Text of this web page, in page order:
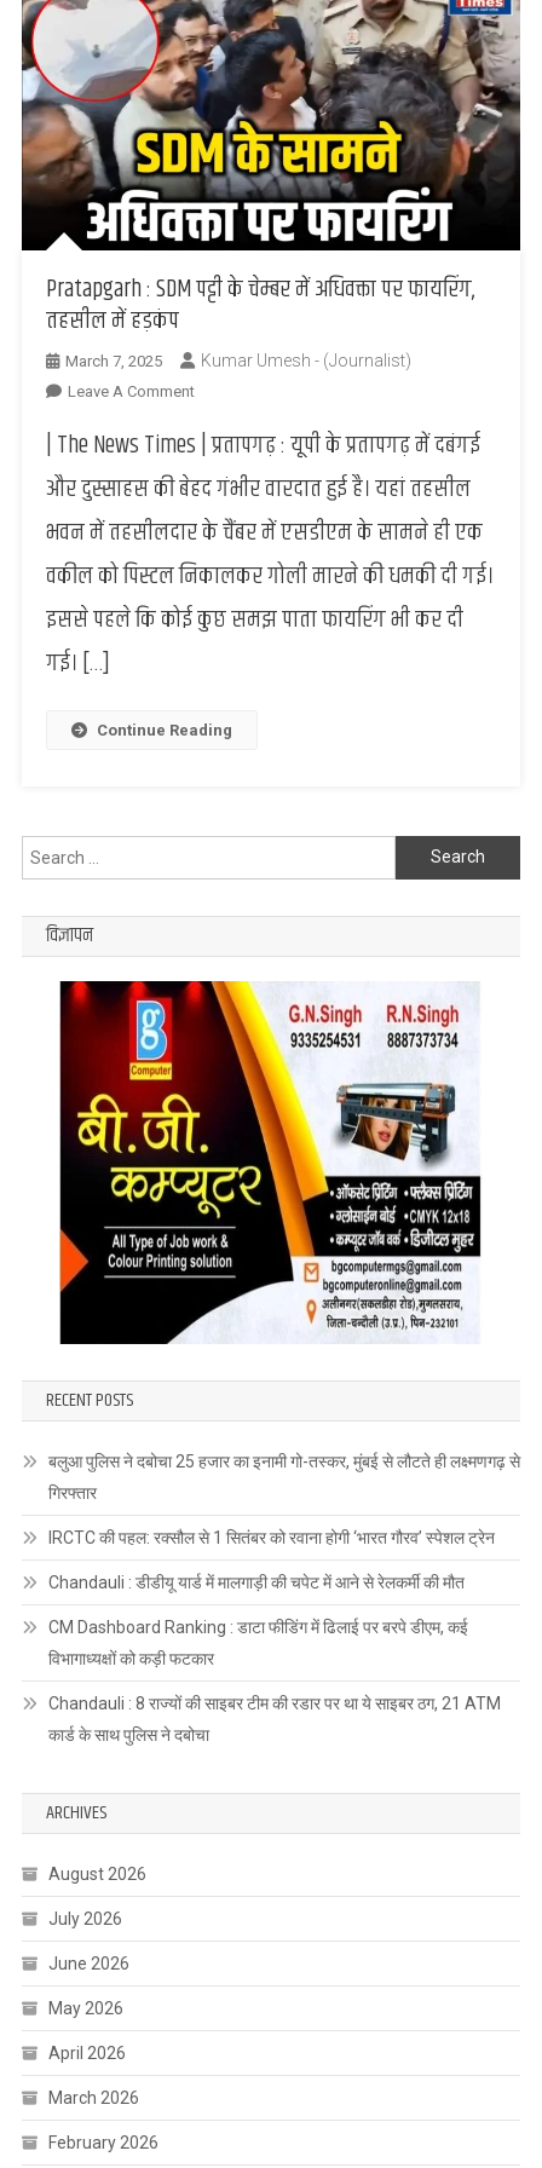
Pratapgarh : SDM पट्टी के चेम्बर में अधिवक्ता पर फायरिंग,
तहसील में हड़कंप
March 7, 2025 Kumar Umesh - (Journalist)
Leave A CommentOn
:
SDM
पट्टी
के
में
अधिवक्ता
में
| The News Times | प्रतापगढ़ : यूपी के प्रतापगढ़ में दबंगई
और दुस्साहस की बेहद गंभीर वारदात हुई है। यहां तहसील
भवन में तहसीलदार के चैंबर में एसडीएम के सामने ही एक
वकील को पिस्टल निकालकर गोली मारने की धमकी दी गई।
इससे पहले कि कोई कुछ समझ पाता फायरिंग भी कर दी
गई। […]
Continue Reading
Search
for:
विज्ञापन
RECENT POSTS
बलुआ पुलिस ने दबोचा 25 हजार का इनामी गो-तस्कर, मुंबई से लौटते ही लक्ष्मणगढ़ से
गिरफ्तार
IRCTC की पहल: रक्सौल से 1 सितंबर को रवाना होगी ‘भारत गौरव’ स्पेशल ट्रेन
Chandauli : डीडीयू यार्ड में मालगाड़ी की चपेट में आने से रेलकर्मी की मौत
CM Dashboard Ranking : डाटा फीडिंग में ढिलाई पर बरपे डीएम, कई
विभागाध्यक्षों को कड़ी फटकार
Chandauli : 8 राज्यों की साइबर टीम की रडार पर था ये साइबर ठग, 21 ATM
कार्ड के साथ पुलिस ने दबोचा
ARCHIVES
August 2026
July 2026
June 2026
May 2026
April 2026
March 2026
February 2026